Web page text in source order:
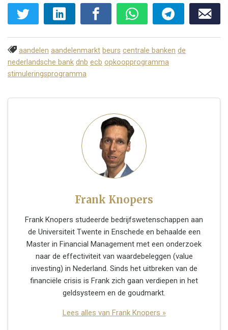
aandelen aandelenmarkt beurs centrale banken de
nederlandsche bank dnb ecb opkoopprogramma
stimuleringsprogramma
Frank Knopers
Frank Knopers studeerde bedrijfswetenschappen aan
de Universiteit Twente in Enschede en behaalde een
Master in Financial Management met een onderzoek
naar de effectiviteit van waardebeleggen (value
investing) in Nederland. Sinds het uitbreken van de
financiële crisis is Frank zich gaan verdiepen in het
geldsysteem en de goudmarkt.
Lees alles van Frank Knopers »